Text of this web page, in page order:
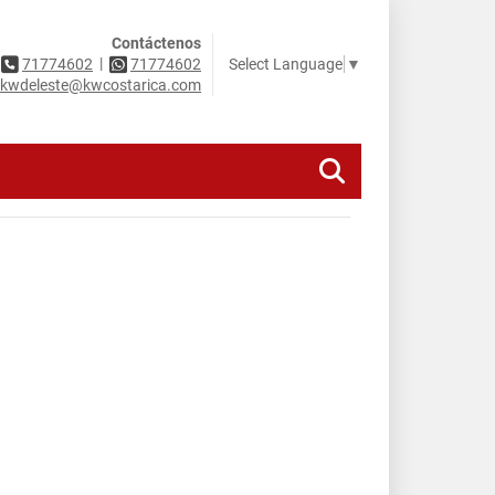
Contáctenos
71774602 |
71774602
kwdeleste@kwcostarica.com
Select Language ▼